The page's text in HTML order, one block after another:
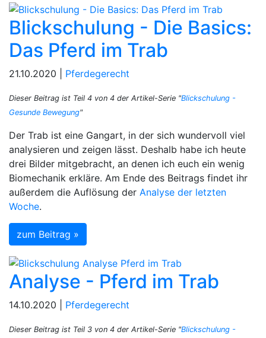
Blickschulung - Die Basics:
Das Pferd im Trab
21.10.2020 | Pferdegerecht
Dieser Beitrag ist Teil 4 von 4 der Artikel-Serie "Blickschulung -
Gesunde Bewegung"
Der Trab ist eine Gangart, in der sich wundervoll viel
analysieren und zeigen lässt. Deshalb habe ich heute
drei Bilder mitgebracht, an denen ich euch ein wenig
Biomechanik erkläre. Am Ende des Beitrags findet ihr
außerdem die Auflösung der Analyse der letzten
Woche.
zum Beitrag »
Analyse - Pferd im Trab
14.10.2020 | Pferdegerecht
Dieser Beitrag ist Teil 3 von 4 der Artikel-Serie "Blickschulung -